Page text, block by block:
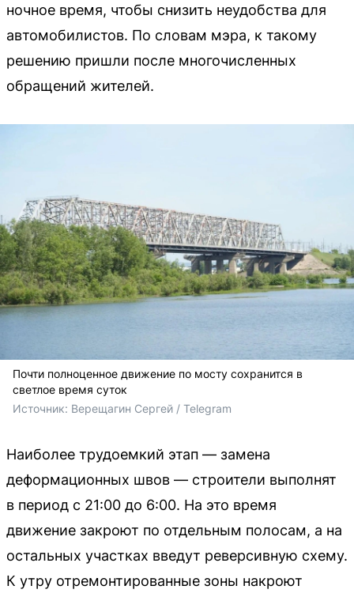
ночное время, чтобы снизить неудобства для
автомобилистов. По словам мэра, к такому
решению пришли после многочисленных
обращений жителей.
Почти полноценное движение по мосту сохранится в
светлое время суток
Источник: Верещагин Сергей / Telegram
Наиболее трудоемкий этап — замена
деформационных швов — строители выполнят
в период с 21:00 до 6:00. На это время
движение закроют по отдельным полосам, а на
остальных участках введут реверсивную схему.
К утру отремонтированные зоны накроют